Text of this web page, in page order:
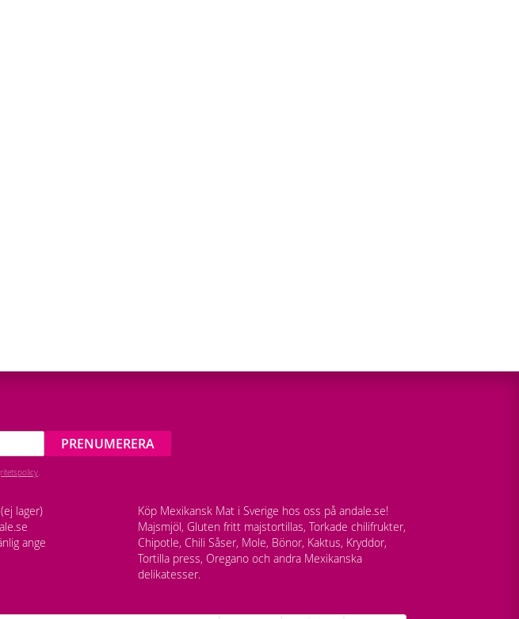
PRENUMERERA
.
lager)
ange
Köp Mexikansk Mat i Sverige hos oss på andale.se!
Majsmjöl, Gluten fritt majstortillas, Torkade chilifrukter,
Chipotle, Chili Såser, Mole, Bönor, Kaktus, Kryddor,
Tortilla press, Oregano och andra Mexikanska
delikatesser.